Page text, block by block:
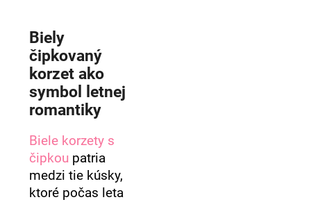
Biely
čipkovaný
korzet ako
symbol letnej
romantiky
Biele korzety s
čipkou patria
medzi tie kúsky,
ktoré počas leta